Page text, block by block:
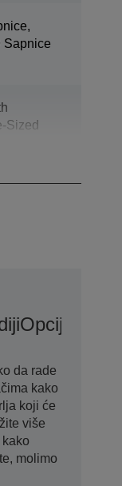
Sapnice
Sized
Opcije
da rade
kako
koji će
više
molimo